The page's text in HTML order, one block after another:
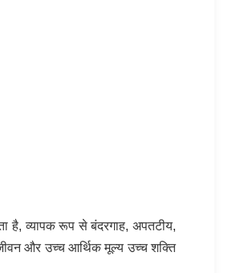
है, व्यापक रूप से बंदरगाह, अपतटीय,
और उच्च आर्थिक मूल्य उच्च शक्ति